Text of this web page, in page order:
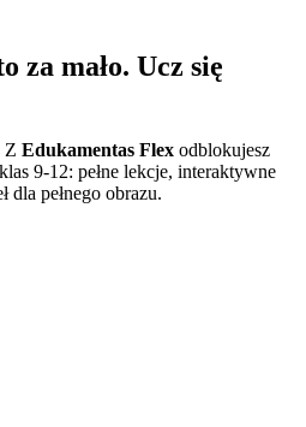
za mało. Ucz się
Z Edukamentas Flex odblokujesz
9-12: pełne lekcje, interaktywne
dla pełnego obrazu.